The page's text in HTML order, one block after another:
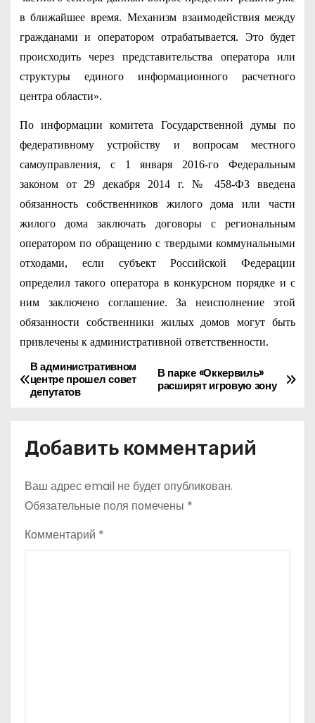
в ближайшее время. Механизм взаимодействия между
гражданами и оператором отрабатывается. Это будет
происходить через представительства оператора или
структуры единого информационного расчетного
центра области».
По информации комитета Государственной думы по
федеративному устройству и вопросам местного
самоуправления, с 1 января 2016-го Федеральным
законом от 29 декабря 2014 г. № 458-ФЗ введена
обязанность собственников жилого дома или части
жилого дома заключать договоры с региональным
оператором по обращению с твердыми коммунальными
отходами, если субъект Российской Федерации
определил такого оператора в конкурсном порядке и с
ним заключено соглашение. За неисполнение этой
обязанности собственники жилых домов могут быть
привлечены к административной ответственности.
Н
а
в
и
г
В парке «Оккервиль»
расширят игровую зону
В административном
центре прошел совет
депутатов
Добавить комментарий
Ваш адрес email не будет опубликован.
Обязательные поля помечены *
Комментарий *